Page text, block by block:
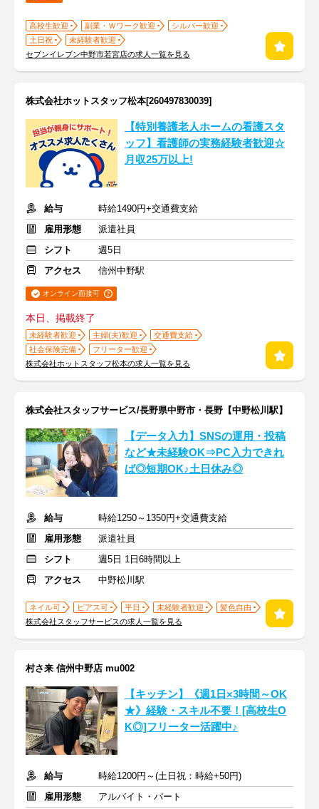
高校生歓迎 副業・Ｗワーク歓迎
シルバー歓迎
土日祝
未経験者歓迎
セブンイレブン中野市若宮店の求人一覧を見る
株式会社ホットスタッフ松本[260497830039]
【特別養護老人ホームの看護スタ
ッフ】看護師の実務経験者歓迎☆
月収25万以上!
給与
時給1490円+交通費支給
雇用形態
派遣社員
シフト
週5日
アクセス
信州中野駅
オンライン面接可
本日、掲載終了
未経験者歓迎 主婦(夫)歓迎
交通費支給
社会保険完備
フリーター歓迎
株式会社ホットスタッフ松本の求人一覧を見る
株式会社スタッフサービス/長野県中野市・長野【中野松川駅】
【データ入力】SNSの運用・投稿
など★未経験OK⇒PC入力できれ
ば◎短期OK♪土日休み◎
給与
時給1250～1350円+交通費支給
雇用形態
派遣社員
シフト
週5日 1日6時間以上
アクセス
中野松川駅
ネイル可 ピアス可 平日 未経験者歓迎
髪色自由
株式会社スタッフサービスの求人一覧を見る
村さ来 信州中野店 mu002
【キッチン】《週1日×3時間～OK
★》経験・スキル不要！[高校生O
K◎]フリーター活躍中♪
給与
時給1200円～(土日祝：時給+50円)
雇用形態
アルバイト・パート